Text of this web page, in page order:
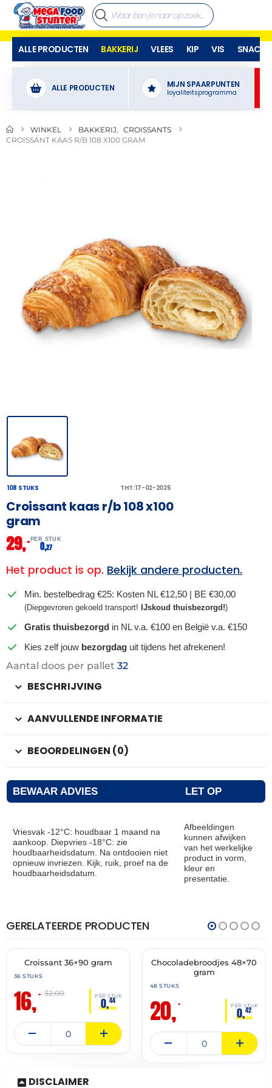
ALLE PRODUCTEN BAKKERIJ VLEES KIP VIS SNACKS
ALLE PRODUCTEN MIJN SPAARPUNTEN
loyaliteitsprogramma
WINKEL BAKKERIJ
CROISSANTS
CROISSANT KAAS R/B 108 X100 GRAM
108 STUKS THT: 17-02-2025
Croissant kaas r/b 108 x100
gram
29,– PER STUK
0,27
Het product is op. Bekijk andere producten.
Min. bestelbedrag €25: Kosten NL €12,50 | BE €30,00
(Diepgevroren gekoeld transport! IJskoud thuisbezorgd!)
Gratis thuisbezorgd in NL v.a. €100 en België v.a. €150
Kies zelf jouw bezorgdag uit tijdens het afrekenen!
Aantal doos per pallet 32
BESCHRIJVING
AANVULLENDE INFORMATIE
BEOORDELINGEN (0)
BEWAAR ADVIES LET OP
Vriesvak -12°C: houdbaar 1 maand na
aankoop. Diepvries -18°C: zie
houdbaarheidsdatum. Na ontdooien niet
opnieuw invriezen. Kijk, ruik, proef na de
houdbaarheidsdatum.
Afbeeldingen
kunnen afwijken
van het werkelijke
product in vorm,
kleur en
presentatie.
GERELATEERDE PRODUCTEN
🔥 OP=OP
THT:
30-
Croissant 36×90 gram
36 STUKS
16,– PER STUK
0,44
32,00
🔥 OP=OP
Chocoladebroodjes 48×70
gram
48 STUKS
20,– PER STUK
0,42
DISCLAIMER